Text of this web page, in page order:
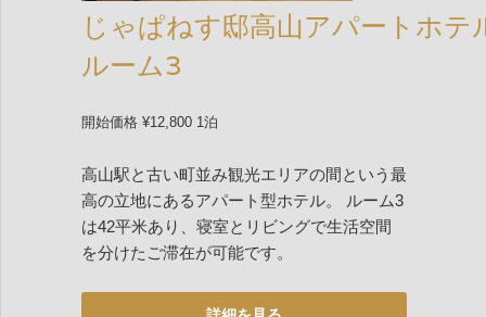
じゃぱねす邸高山アパートホテ
ルーム3
開始価格 ¥12,800 1泊
高山駅と古い町並み観光エリアの間という最
高の立地にあるアパート型ホテル。 ルーム3
は42平米あり、寝室とリビングで生活空間
を分けたご滞在が可能です。